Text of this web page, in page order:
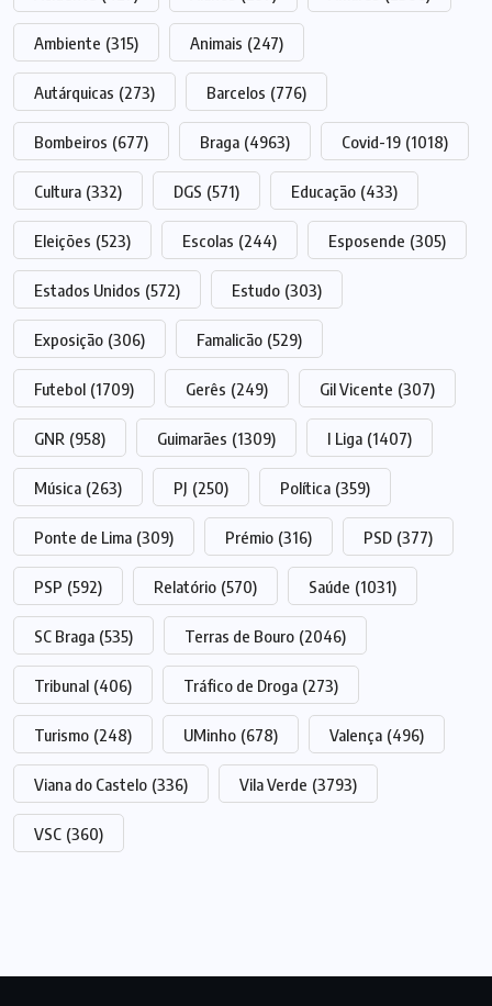
Ambiente (315) Animais (247)
Autárquicas (273) Barcelos (776)
Bombeiros (677) Braga (4963) Covid-19 (1018)
Cultura (332) DGS (571) Educação (433)
Eleições (523) Escolas (244) Esposende (305)
Estados Unidos (572) Estudo (303)
Exposição (306) Famalicão (529)
Futebol (1709) Gerês (249) Gil Vicente (307)
GNR (958) Guimarães (1309) I Liga (1407)
Música (263) PJ (250) Política (359)
Ponte de Lima (309) Prémio (316) PSD (377)
PSP (592) Relatório (570) Saúde (1031)
SC Braga (535) Terras de Bouro (2046)
Tribunal (406) Tráfico de Droga (273)
Turismo (248) UMinho (678) Valença (496)
Viana do Castelo (336) Vila Verde (3793)
VSC (360)